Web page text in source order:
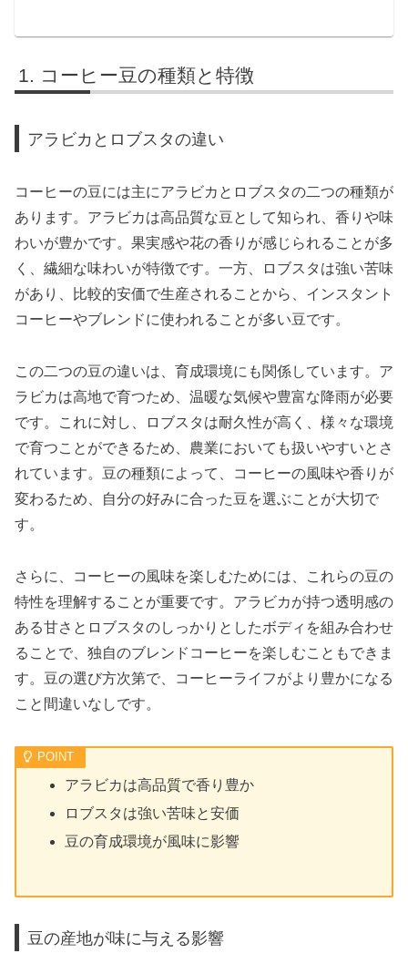
コーヒー豆の種類と特徴
アラビカとロブスタの違い
コーヒーの豆には主にアラビカとロブスタの二つの種類が
あります。アラビカは高品質な豆として知られ、香りや味
わいが豊かです。果実感や花の香りが感じられることが多
く、繊細な味わいが特徴です。一方、ロブスタは強い苦味
があり、比較的安価で生産されることから、インスタント
コーヒーやブレンドに使われることが多い豆です。
この二つの豆の違いは、育成環境にも関係しています。ア
ラビカは高地で育つため、温暖な気候や豊富な降雨が必要
です。これに対し、ロブスタは耐久性が高く、様々な環境
で育つことができるため、農業においても扱いやすいとさ
れています。豆の種類によって、コーヒーの風味や香りが
変わるため、自分の好みに合った豆を選ぶことが大切で
す。
さらに、コーヒーの風味を楽しむためには、これらの豆の
特性を理解することが重要です。アラビカが持つ透明感の
ある甘さとロブスタのしっかりとしたボディを組み合わせ
ることで、独自のブレンドコーヒーを楽しむこともできま
す。豆の選び方次第で、コーヒーライフがより豊かになる
こと間違いなしです。
アラビカは高品質で香り豊か
ロブスタは強い苦味と安価
豆の育成環境が風味に影響
豆の産地が味に与える影響